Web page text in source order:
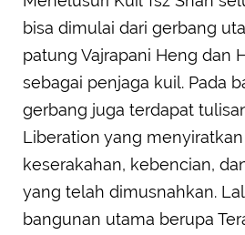
bisa dimulai dari gerbang
patung Vajrapani Heng dan
sebagai penjaga kuil. Pada
gerbang juga terdapat
Liberation yang
keserakahan, kebencian,
yang telah dimusnahkan.
bangunan utama berupa